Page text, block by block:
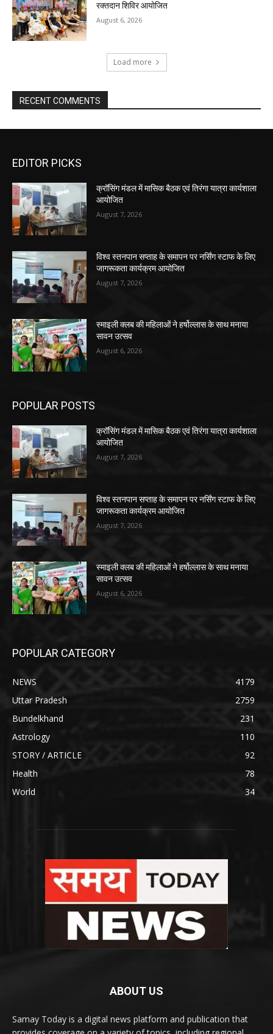
रक्तदान शिविर आयोजित
August 6, 2026
Load more
RECENT COMMENTS
EDITOR PICKS
क्रॉसिंग मंडल में मासिक बैठक एवं तिरंगा यात्रा कार्यशाला
आयोजित
August 7, 2026
विश्व स्तनपान सप्ताह के समापन पर नर्सिंग स्टाफ के लिए
जागरूकता कार्यक्रम आयोजित
August 7, 2026
स्माइली क्लब की महिलाओं ने हर्षोल्लास के साथ मनाया
सावन उत्सव
August 6, 2026
POPULAR POSTS
क्रॉसिंग मंडल में मासिक बैठक एवं तिरंगा यात्रा कार्यशाला
आयोजित
August 7, 2026
विश्व स्तनपान सप्ताह के समापन पर नर्सिंग स्टाफ के लिए
जागरूकता कार्यक्रम आयोजित
August 7, 2026
स्माइली क्लब की महिलाओं ने हर्षोल्लास के साथ मनाया
सावन उत्सव
August 6, 2026
POPULAR CATEGORY
NEWS
4179
Uttar Pradesh
2759
Bundelkhand
231
Astrology
110
STORY / ARTICLE
92
Health
78
World
34
ABOUT US
Samay Today is a digital news platform and publication that